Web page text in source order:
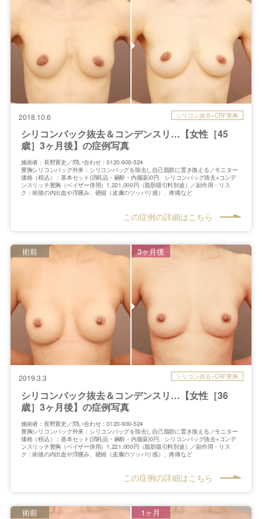
2018.10.6 シリコン抜去+CRF豊胸
シリコンバック抜去＆コンデンスリ…【女性［45
歳］3ヶ月後】の症例写真
施術者：長野寛史／問い合わせ：0120-900-524
豊胸シリコンバッグ外来：シリコンバッグを除去し自己脂肪に置き換える／モニター
価格（税込）：基本セット(消耗品・麻酔・内服薬)0円、シリコンバッグ抜去+コンデ
ンスリッチ豊胸（ベイザー併用）1,221,000円（脂肪吸引料別途）／副作用・リス
ク：術後の内出血や浮腫み、硬縮（皮膚のツッパリ感）、疼痛など
この症例の詳細はこちら
2019.3.3 シリコン抜去+CRF豊胸
シリコンバック抜去＆コンデンスリ…【女性［36
歳］3ヶ月後】の症例写真
術前 3ヶ月後
施術者：長野寛史／問い合わせ：0120-900-524
豊胸シリコンバッグ外来：シリコンバッグを除去し自己脂肪に置き換える／モニター
価格（税込）：基本セット(消耗品・麻酔・内服薬)0円、シリコンバッグ抜去+コンデ
ンスリッチ豊胸（ベイザー併用）1,221,000円（脂肪吸引料別途）／副作用・リス
ク：術後の内出血や浮腫み、硬縮（皮膚のツッパリ感）、疼痛など
この症例の詳細はこちら
術前 1ヶ月